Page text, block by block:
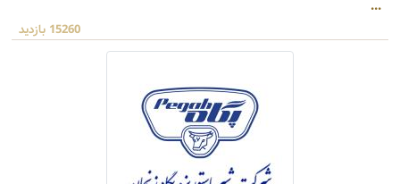
...
15260 بازدید